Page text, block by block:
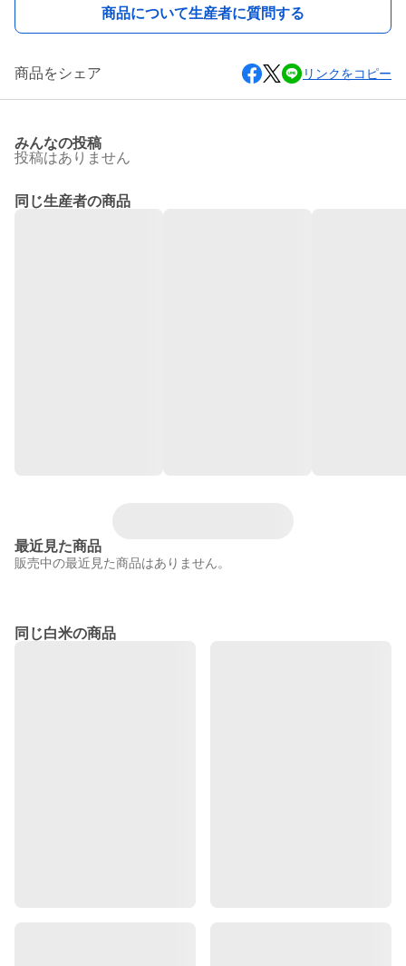
商品について生産者に質問する
商品をシェア リンクをコピー
みんなの投稿
投稿はありません
同じ生産者の商品
最近見た商品
販売中の最近見た商品はありません。
同じ白米の商品